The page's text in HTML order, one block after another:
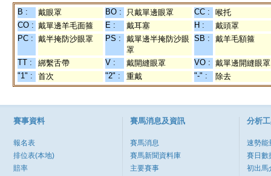
B : 戴眼罩 BO : 只戴單邊眼罩 CC :
喉托
CO : 戴單邊羊毛面箍 E : 戴耳塞 H :
戴頭罩
PC : 戴半掩防沙眼罩 PS :
戴單邊半掩防沙眼
罩
SB : 戴羊毛額箍
TT : 綁繫舌帶 V : 戴開縫眼罩 VO : 戴單邊開縫眼罩
"1" :
首次 "2" : 重戴 "-" : 除去
賽事資料
報名表
排位表(本地)
賠率
賽馬消息及資訊
賽馬消息
賽馬新聞資料庫
主要賽事
分析
速勢能
賽日數
初出馬